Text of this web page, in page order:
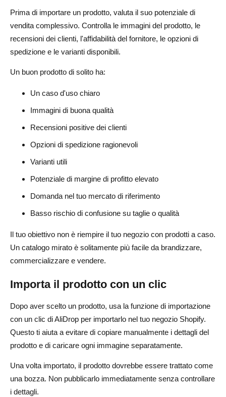
Prima di importare un prodotto, valuta il suo potenziale di
vendita complessivo. Controlla le immagini del prodotto, le
recensioni dei clienti, l'affidabilità del fornitore, le opzioni di
spedizione e le varianti disponibili.
Un buon prodotto di solito ha:
Un caso d'uso chiaro
Immagini di buona qualità
Recensioni positive dei clienti
Opzioni di spedizione ragionevoli
Varianti utili
Potenziale di margine di profitto elevato
Domanda nel tuo mercato di riferimento
Basso rischio di confusione su taglie o qualità
Il tuo obiettivo non è riempire il tuo negozio con prodotti a caso.
Un catalogo mirato è solitamente più facile da brandizzare,
commercializzare e vendere.
Importa il prodotto con un clic
Dopo aver scelto un prodotto, usa la funzione di importazione
con un clic di AliDrop per importarlo nel tuo negozio Shopify.
Questo ti aiuta a evitare di copiare manualmente i dettagli del
prodotto e di caricare ogni immagine separatamente.
Una volta importato, il prodotto dovrebbe essere trattato come
una bozza. Non pubblicarlo immediatamente senza controllare
i dettagli.